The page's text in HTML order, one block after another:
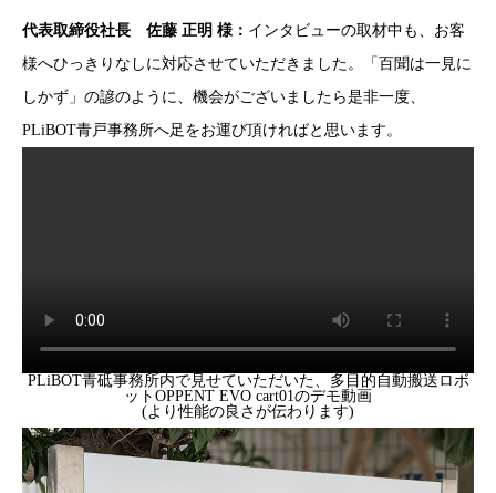
代表取締役社長 佐藤 正明 様： インタビューの取材中も、お客
様へひっきりなしに対応させていただきました。「百聞は一見に
しかず」の諺のように、機会がございましたら是非一度、
PLiBOT青戸事務所へ足をお運び頂ければと思います。
PLiBOT青砥事務所内で見せていただいた、多目的自動搬送ロボ
ットOPPENT EVO cart01のデモ動画
(より性能の良さが伝わります)